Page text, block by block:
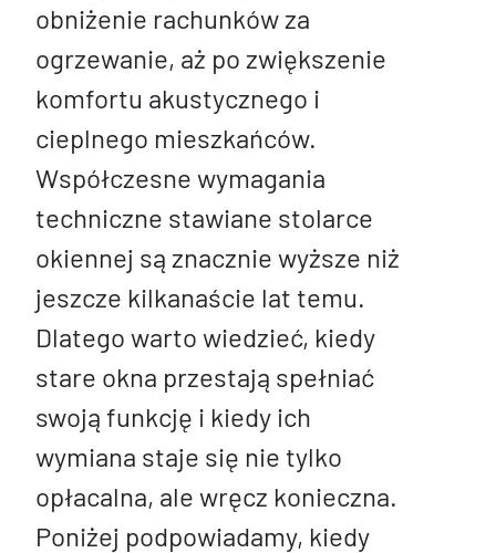
obniżenie rachunków za
ogrzewanie, aż po zwiększenie
komfortu akustycznego i
cieplnego mieszkańców.
Współczesne wymagania
techniczne stawiane stolarce
okiennej są znacznie wyższe niż
jeszcze kilkanaście lat temu.
Dlatego warto wiedzieć, kiedy
stare okna przestają spełniać
swoją funkcję i kiedy ich
wymiana staje się nie tylko
opłacalna, ale wręcz konieczna.
Poniżej podpowiadamy, kiedy